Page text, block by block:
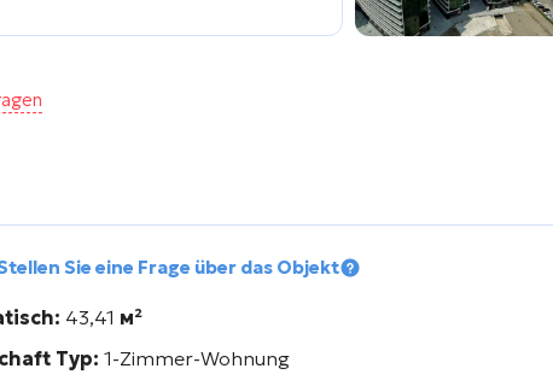
Sie eine Frage über das Objekt
43,41 м²
Typ: 1-Zimmer-Wohnung